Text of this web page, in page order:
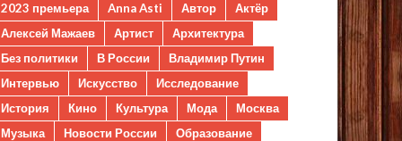
2023 премьера
Anna Asti Автор
Актёр
Алексей Мажаев
Артист
Архитектура
Без политики
В России
Владимир Путин
Интервью
Искусство
Исследование
История
Кино Культура Мода
Москва
Музыка
Новости России
Образование